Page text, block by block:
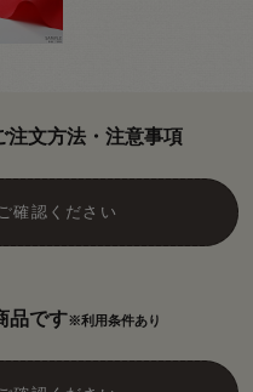
注文方法・注意事項
確認ください
品です※利用条件あり